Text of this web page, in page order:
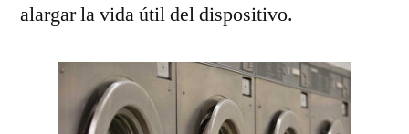
alargar la vida útil del dispositivo.